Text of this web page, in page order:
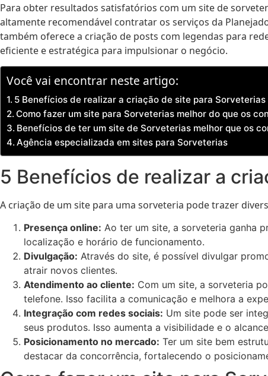
Para obter resultados satisfatórios com um site de
altamente recomendável contratar os serviços da
também oferece a criação de posts com legendas para
eficiente e estratégica para impulsionar o negócio.
Você vai encontrar neste artigo:
5 Benefícios de realizar a criação de site para Sorveterias
Como fazer um site para Sorveterias melhor do que os
Benefícios de ter um site de Sorveterias melhor que os
Agência especializada em sites para Sorveterias
5 Benefícios de realizar a
A criação de um site para uma sorveteria pode trazer
Presença online: Ao ter um site, a sorveteria ganha
localização e horário de funcionamento.
Divulgação: Através do site, é possível divulgar
atrair novos clientes.
Atendimento ao cliente: Com um site, a sorveteria
telefone. Isso facilita a comunicação e melhora a
Integração com redes sociais: Um site pode ser
seus produtos. Isso aumenta a visibilidade e o
Posicionamento no mercado: Ter um site bem
destacar da concorrência, fortalecendo o